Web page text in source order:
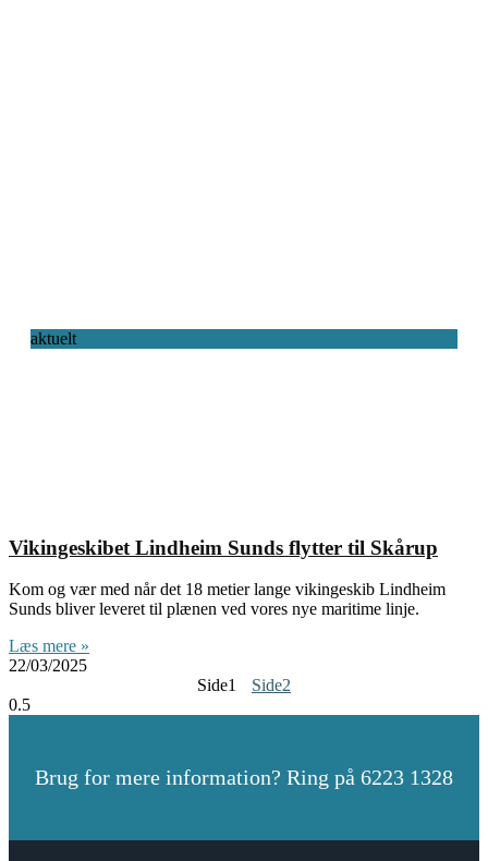
aktuelt
Vikingeskibet Lindheim Sunds flytter til Skårup
Kom og vær med når det 18 metier lange vikingeskib Lindheim
Sunds bliver leveret til plænen ved vores nye maritime linje.
Læs mere »
22/03/2025
Side1 Side2
Brug for mere information? Ring på 6223 1328